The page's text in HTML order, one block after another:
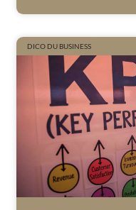
DICO DU BUSINESS